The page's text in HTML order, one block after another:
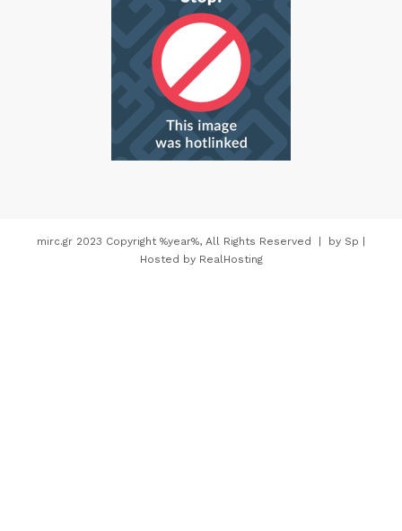
mirc.gr 2023 Copyright %year%, All Rights Reserved | by Sp |
Hosted by RealHosting